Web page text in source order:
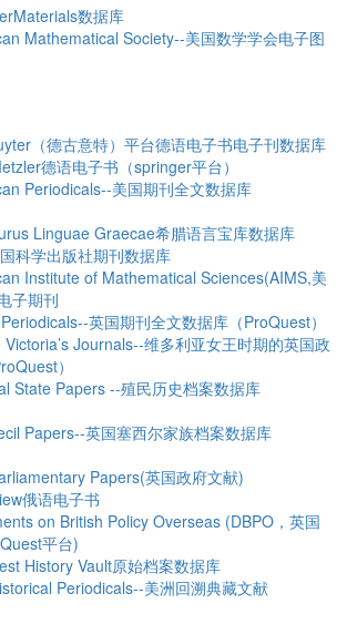
数据库
Mathematical Society--美国数学学会电子图
（德古意特）平台德语电子书电子刊数据库
德语电子书（springer平台）
Periodicals--美国期刊全文数据库
Linguae Graecae希腊语言宝库数据库
科学出版社期刊数据库
Institute of Mathematical Sciences(AIMS,美
子期刊
英国期刊全文数据库（ProQuest）
Journals--维多利亚女王时期的英国政
）
State Papers --殖民历史档案数据库
Papers--英国塞西尔家族档案数据库
Papers(英国政府文献)
俄语电子书
on British Policy Overseas (DBPO，英国
平台)
History Vault原始档案数据库
Periodicals--美洲回溯典藏文献